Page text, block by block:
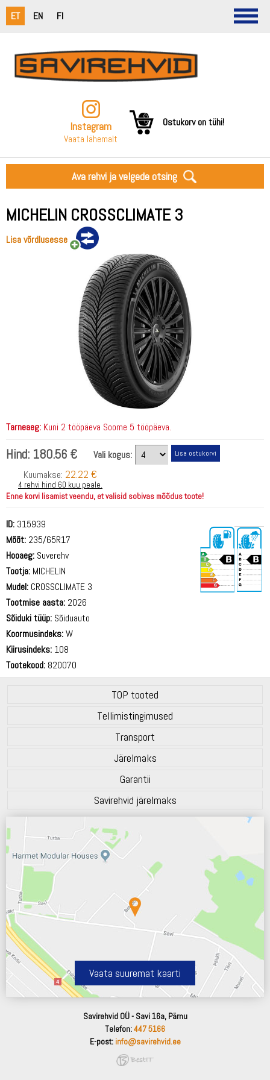
ET EN FI
Instagram
Vaata lähemalt
Ostukorv on tühi!
Ava rehvi ja velgede otsing
MICHELIN CROSSCLIMATE 3
Lisa võrdlusesse
Tarneaeg: Kuni 2 tööpäeva Soome 5 tööpäeva.
Hind: 180.56 €
Vali kogus:
Kuumakse: 22.22 €
4 rehvi hind 60 kuu peale.
Enne korvi lisamist veendu, et valisid sobivas mõõdus toote!
ID: 315939
Mõõt: 235/65R17
Hooaeg: Suverehv
Tootja: MICHELIN
Mudel: CROSSCLIMATE 3
Tootmise aasta: 2026
Sõiduki tüüp: Sõiduauto
Koormusindeks:W
Kiirusindeks: 108
Tootekood: 820070
TOP tooted
Tellimistingimused
Transport
Järelmaks
Garantii
Savirehvid järelmaks
Vaata suuremat kaarti
Savirehvid OÜ - Savi 16a, Pärnu
Telefon:447 5166
E-post: info@savirehvid.ee